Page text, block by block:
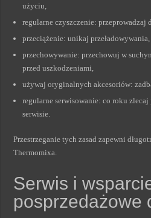
użyciu,
regularne czyszczenie: przeprowadzaj
przeciążenie: unikaj
przechowywanie: przechowuj w
przed uszkodzeniami,
używaj oryginalnych akcesoriów:
regularne serwisowanie: co roku
serwisie.
Przestrzeganie tych zasad zapewni
Thermomixa.
Serwis i
posprzedażowe